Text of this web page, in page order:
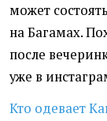
может
на Багамах.
после
уже в
Кто одевает